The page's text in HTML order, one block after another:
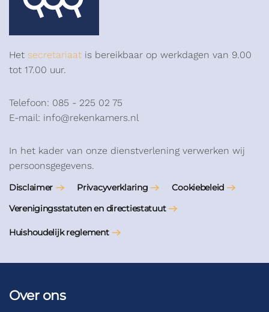
Het secretariaat is bereikbaar op werkdagen van 9.00
tot 17.00 uur.
Telefoon: 085 - 225 02 75
E-mail: info@rekenkamers.nl
In het kader van onze dienstverlening verwerken wij
persoonsgegevens.
Disclaimer Privacyverklaring
Cookiebeleid
Verenigingsstatuten en directiestatuut
Huishoudelijk reglement
Over ons